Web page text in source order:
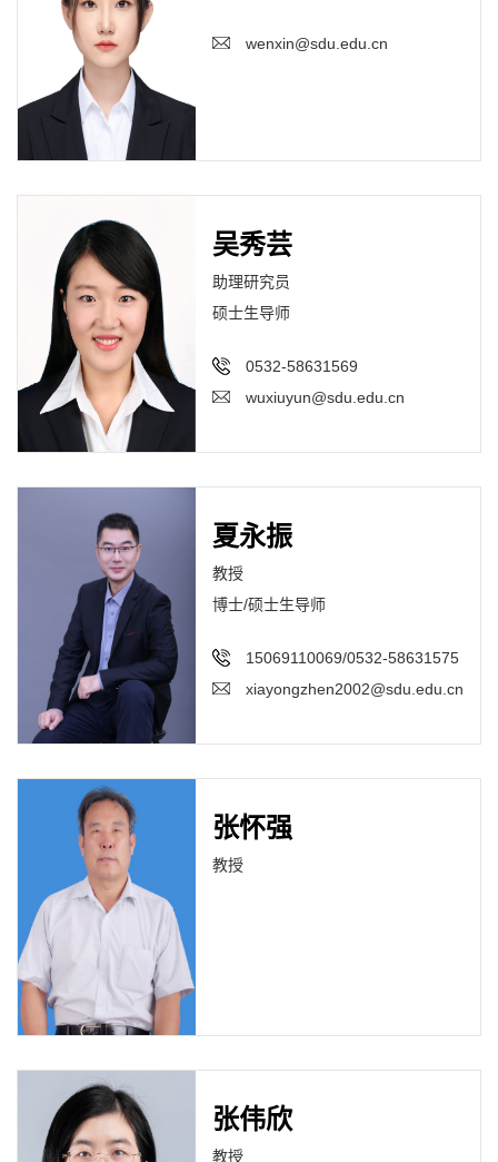
wenxin@sdu.edu.cn
吴秀芸
助理研究员
硕士生导师
0532-58631569
wuxiuyun@sdu.edu.cn
夏永振
教授
博士/硕士生导师
15069110069/0532-58631575
xiayongzhen2002@sdu.edu.cn
张怀强
教授
张伟欣
教授